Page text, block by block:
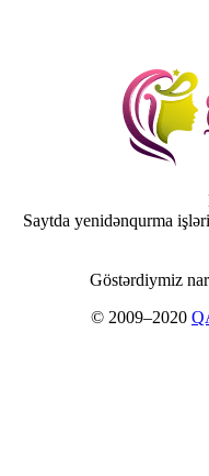
Saytda yenidənqurma
Göstərdiymiz
© 2009–2020